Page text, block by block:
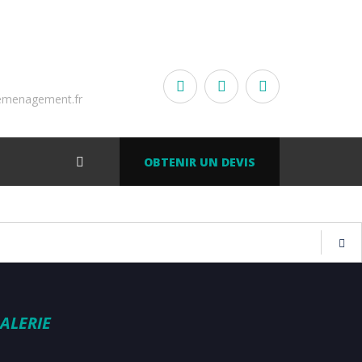
OBTENIR UN DEVIS